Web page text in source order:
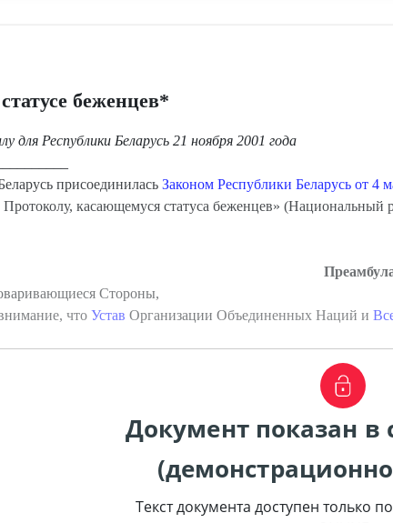
беженцев*
для Республики Беларусь 21 ноября 2001 года
присоединилась Законом Республики Беларусь от 4
Протоколу, касающемуся статуса беженцев»
Стороны,
что Устав Организации Объединенных Наций и
Документ показан
Текст документа доступен только